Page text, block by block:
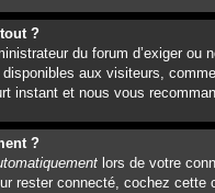
?
du forum d’exiger
aux visiteurs,
instant et nous vous
?
lors de votre
rester connecté, cochez